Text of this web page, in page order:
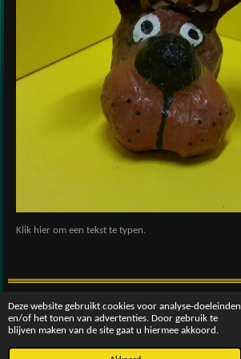
Deze website gebruikt cookies voor analyse-doeleinden
en/of het tonen van advertenties. Door gebruik te
blijven maken van de site gaat u hiermee akkoord.
Klik hier om een tekst te typen.
© 2016 - 2026 patscreativeworld
Powered by JouwWeb